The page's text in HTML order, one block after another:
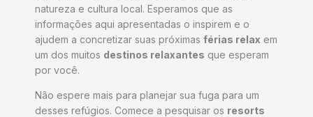
natureza e cultura local. Esperamos que as
informações aqui apresentadas o inspirem e o
ajudem a concretizar suas próximas férias relax em
um dos muitos destinos relaxantes que esperam
por você.
Não espere mais para planejar sua fuga para um
desses refúgios. Comece a pesquisar os resorts